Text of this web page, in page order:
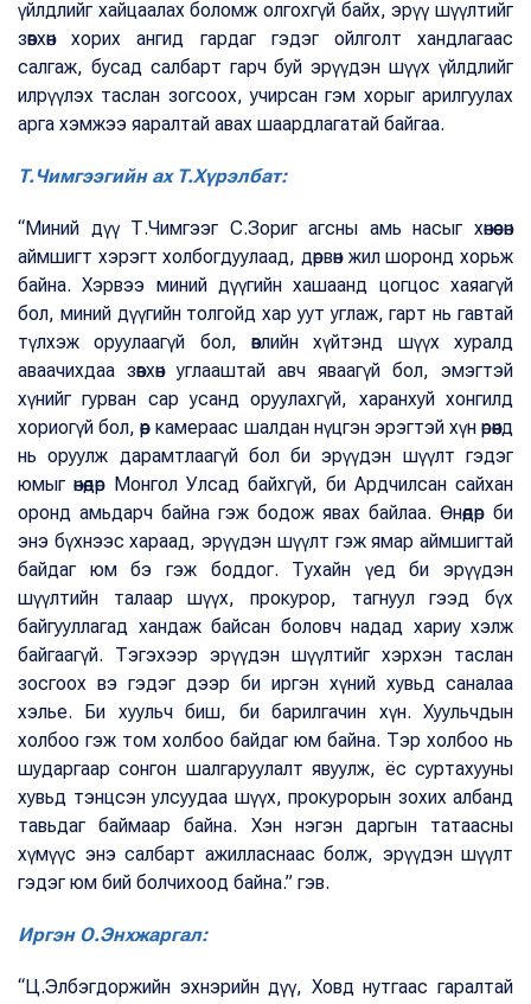
үйлдлийг хайцаалах боломж олгохгүй байх, эрүү шүүлтийг
зөвхөн хорих ангид гардаг гэдэг ойлголт хандлагаас
салгаж, бусад салбарт гарч буй эрүүдэн шүүх үйлдлийг
илрүүлэх таслан зогсоох, учирсан гэм хорыг арилгуулах
арга хэмжээ яаралтай авах шаардлагатай байгаа.
Т.Чимгээгийн ах Т.Хүрэлбат:
“Миний дүү Т.Чимгээг С.Зориг агсны амь насыг хөнөөсөн
аймшигт хэрэгт холбогдуулаад, дөрвөн жил шоронд хорьж
байна. Хэрвээ миний дүүгийн хашаанд цогцос хаяагүй
бол, миний дүүгийн толгойд хар уут углаж, гарт нь гавтай
түлхэж оруулаагүй бол, өвлийн хүйтэнд шүүх хуралд
аваачихдаа зөвхөн углааштай авч яваагүй бол, эмэгтэй
хүнийг гурван сар усанд оруулахгүй, харанхуй хонгилд
хориогүй бол, өөр камераас шалдан нүцгэн эрэгтэй хүн өрөөнд
нь оруулж дарамтлаагүй бол би эрүүдэн шүүлт гэдэг
юмыг өнөөдөр Монгол Улсад байхгүй, би Ардчилсан сайхан
оронд амьдарч байна гэж бодож явах байлаа. Өнөөдөр би
энэ бүхнээс хараад, эрүүдэн шүүлт гэж ямар аймшигтай
байдаг юм бэ гэж боддог. Тухайн үед би эрүүдэн
шүүлтийн талаар шүүх, прокурор, тагнуул гээд бүх
байгууллагад хандаж байсан боловч надад хариу хэлж
байгаагүй. Тэгэхээр эрүүдэн шүүлтийг хэрхэн таслан
зосгоох вэ гэдэг дээр би иргэн хүний хувьд саналаа
хэлье. Би хуульч биш, би барилгачин хүн. Хуульчдын
холбоо гэж том холбоо байдаг юм байна. Тэр холбоо нь
шударгаар сонгон шалгаруулалт явуулж, ёс суртахууны
хувьд тэнцсэн улсуудаа шүүх, прокурорын зохих албанд
тавьдаг баймаар байна. Хэн нэгэн даргын татаасны
хүмүүс энэ салбарт ажилласнаас болж, эрүүдэн шүүлт
гэдэг юм бий болчихоод байна.” гэв.
Иргэн О.Энхжаргал:
“Ц.Элбэгдоржийн эхнэрийн дүү, Ховд нутгаас гаралтай